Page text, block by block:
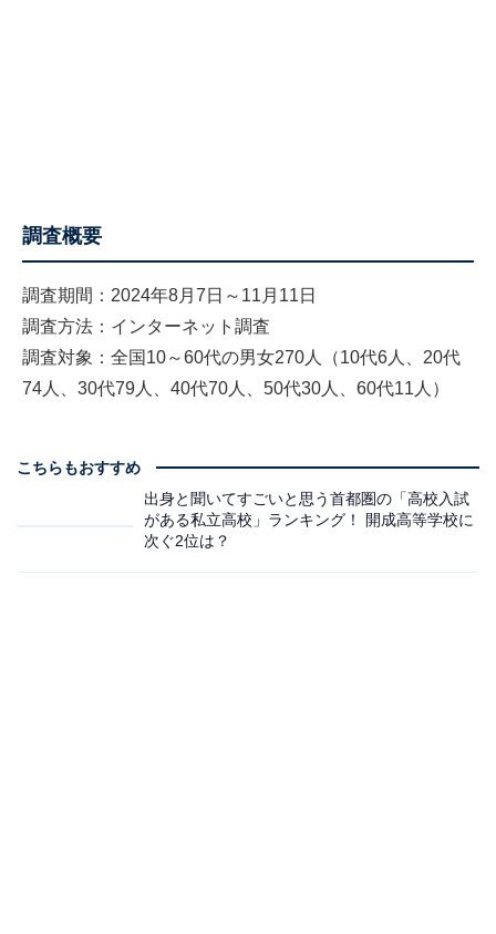
調査概要
調査期間：2024年8月7日～11月11日
調査方法：インターネット調査
調査対象：全国10～60代の男女270人（10代6人、20代
74人、30代79人、40代70人、50代30人、60代11人）
こちらもおすすめ
出身と聞いてすごいと思う首都圏の「高校入試
がある私立高校」ランキング！ 開成高等学校に
次ぐ2位は？